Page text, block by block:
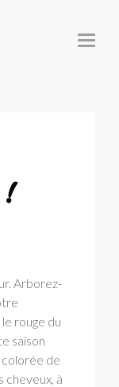
T
O
!
Arborez-
rouge du
saison
de
cheveux, à